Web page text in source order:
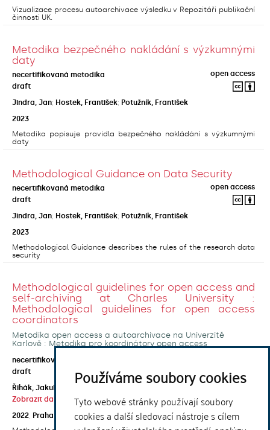
Používáme soubory cookies
Tyto webové stránky používají soubory
cookies a další sledovací nástroje s cílem
Vizualizace procesu autoarchivace výsledku v Repozitáři publikační
činnosti UK.
Metodika bezpečného nakládání s výzkumnými
daty
necertifikovaná metodika
open access
draft
Jindra, Jan; Hostek, František; Potužník, František
2023
Metodika popisuje pravidla bezpečného nakládání s výzkumnými
daty
Methodological Guidance on Data Security
necertifikovaná metodika
open access
draft
Jindra, Jan; Hostek, František; Potužník, František
2023
Methodological Guidance describes the rules of the research data
security
Methodological guidelines for open access and
self-archiving at Charles University :
Methodological guidelines for open access
coordinators
Metodika open access a autoarchivace na Univerzitě
Karlově : Metodika pro koordinátory open access
necertifikovaná metodika
draft
Řihák, Jakub
Zobrazit další autory
2022 Praha
Univerzita Karlova, Ústřední knihovna